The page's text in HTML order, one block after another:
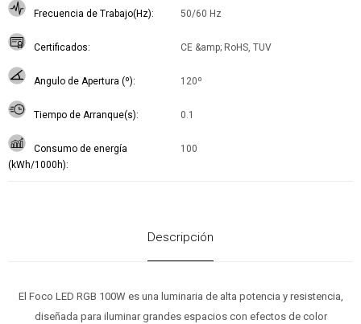
Frecuencia de Trabajo(Hz) 50/60 Hz
Certificados CE &amp; RoHS, TUV
Angulo de Apertura (º) 120º
Tiempo de Arranque(s) 0.1
Consumo de energía
(kWh/1000h)
100
Descripción
El Foco LED RGB 100W es una luminaria de alta potencia y resistencia,
diseñada para iluminar grandes espacios con efectos de color